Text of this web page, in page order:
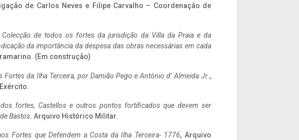
de Carlos Neves e Filipe Carvalho – Coordenação de
Colecção de todos os fortes da jurisdição da Villa da Praia e da
da importância da despesa das obras necessárias em cada
(Em construção)
Fortes da Ilha Terceira, por Damião Pego e António d’ Almeida Jr.,
dos fortes, Castellos e outros pontos fortificados que devem ser
Bastos. Arquivo Histórico Militar.
Fortes que Defendem a Costa da Ilha Terceira- 1776, Arquivo